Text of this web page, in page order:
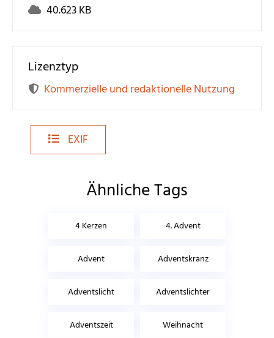
40.623 KB
Lizenztyp
Kommerzielle und redaktionelle Nutzung
EXIF
Ähnliche Tags
4 Kerzen 4. Advent
Advent Adventskranz
Adventslicht Adventslichter
Adventszeit Weihnacht